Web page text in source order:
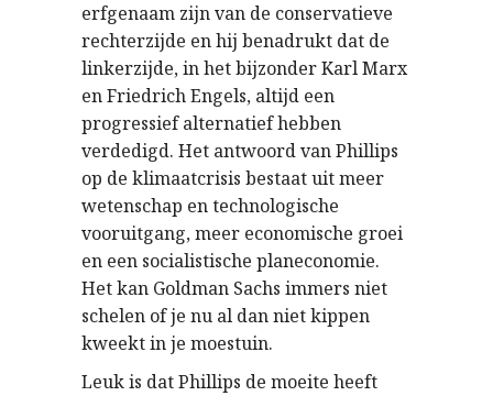
erfgenaam zijn van de conservatieve
rechterzijde en hij benadrukt dat de
linkerzijde, in het bijzonder Karl Marx
en Friedrich Engels, altijd een
progressief alternatief hebben
verdedigd. Het antwoord van Phillips
op de klimaatcrisis bestaat uit meer
wetenschap en technologische
vooruitgang, meer economische groei
en een socialistische planeconomie.
Het kan Goldman Sachs immers niet
schelen of je nu al dan niet kippen
kweekt in je moestuin.
Leuk is dat Phillips de moeite heeft